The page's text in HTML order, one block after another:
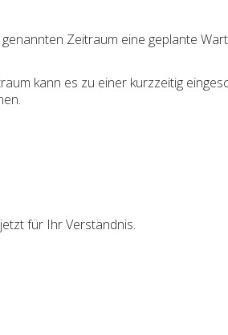
Zeitraum eine geplante
kann es zu einer kurzzeitig
für Ihr Verständnis.